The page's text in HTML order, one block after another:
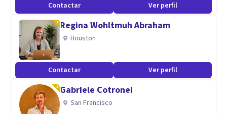
Contactar Ver perfil
Regina Wohltmuh Abraham
Houston
Contactar Ver perfil
Gabriele Cotronei
San Francisco